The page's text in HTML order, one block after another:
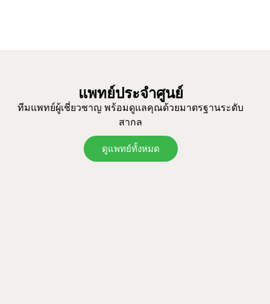
แพทย์ประจำศูนย์
ทีมแพทย์ผู้เชี่ยวชาญ พร้อมดูแลคุณด้วยมาตรฐานระดับ
สากล
ดูแพทย์ทั้งหมด